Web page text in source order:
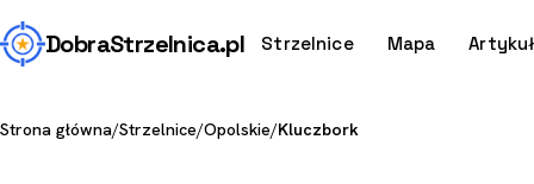
DobraStrzelnica.pl Strzelnice Mapa
Strona główna/Strzelnice/Opolskie/Kluczbork